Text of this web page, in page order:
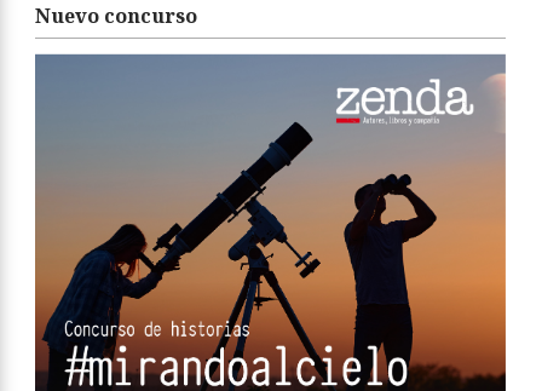
Nuevo concurso